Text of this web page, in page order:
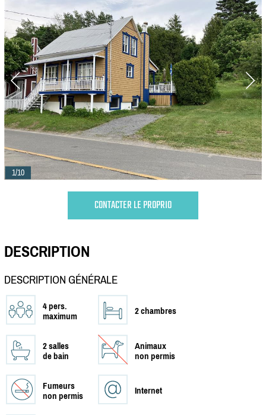
1/10
CONTACTER LE PROPRIO
DESCRIPTION
DESCRIPTION GÉNÉRALE
4 pers.
maximum
2 chambres
2 salles
de bain
Animaux
non permis
Fumeurs
non permis
Internet